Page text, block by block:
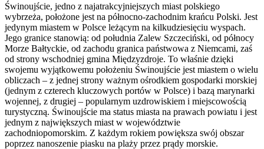
Świnoujście, jedno z najatrakcyjniejszych miast polskiego
wybrzeża, położone jest na północno-zachodnim krańcu Polski. Jest
jedynym miastem w Polsce leżącym na kilkudziesięciu wyspach.
Jego granice stanowią: od południa Zalew Szczeciński, od północy
Morze Bałtyckie, od zachodu granica państwowa z Niemcami, zaś
od strony wschodniej gmina Międzyzdroje. To właśnie dzięki
swojemu wyjątkowemu położeniu Świnoujście jest miastem o wielu
obliczach – z jednej strony ważnym ośrodkiem gospodarki morskiej
(jednym z czterech kluczowych portów w Polsce) i bazą marynarki
wojennej, z drugiej – popularnym uzdrowiskiem i miejscowością
turystyczną. Świnoujście ma status miasta na prawach powiatu i jest
jednym z największych miast w województwie
zachodniopomorskim. Z każdym rokiem powiększa swój obszar
poprzez nanoszenie piasku na plaży przez prądy morskie.